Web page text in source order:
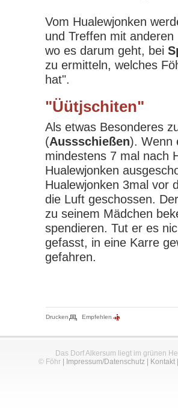
Vom Hualewjonken
und Treffen mit
wo es darum geht, bei
zu ermitteln, welches
hat".
"Üütjschiten"
Als etwas Besonderes
(Aussschießen). Wenn
mindestens 7 mal nach
Hualewjonken
Hualewjonken 3mal vor
die Luft geschossen.
zu seinem Mädchen
spendieren. Tut er es
gefasst, in eine Karre
gefahren.
Drucken Empfehlen
Das Dorf Alkersum liegt im grünen
© Föhr| Impressum/Datenschutz| Kontakt